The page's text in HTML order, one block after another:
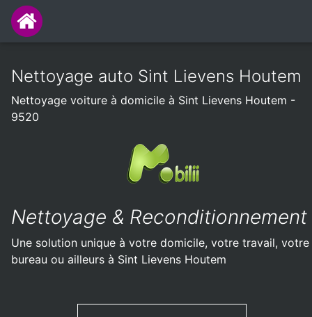
Nettoyage auto Sint Lievens Houtem
Nettoyage voiture à domicile à Sint Lievens Houtem -
9520
Nettoyage & Reconditionnement
Une solution unique à votre domicile, votre travail, votre
bureau ou ailleurs à Sint Lievens Houtem